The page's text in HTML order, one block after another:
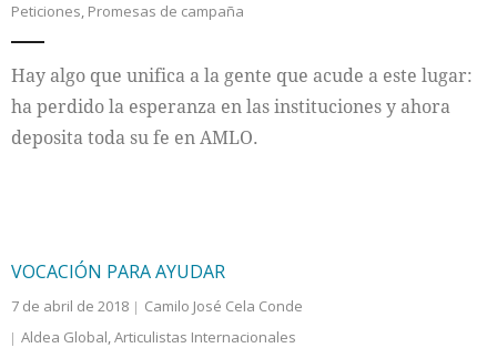
Colaboradores
Internacional
Peticiones, Promesas de campaña
Hay algo que unifica a la gente que acude a este lugar:
ha perdido la esperanza en las instituciones y ahora
deposita toda su fe en AMLO.
VOCACIÓN PARA AYUDAR
7 de abril de 2018
Camilo José Cela Conde
Aldea Global,Articulistas Internacionales